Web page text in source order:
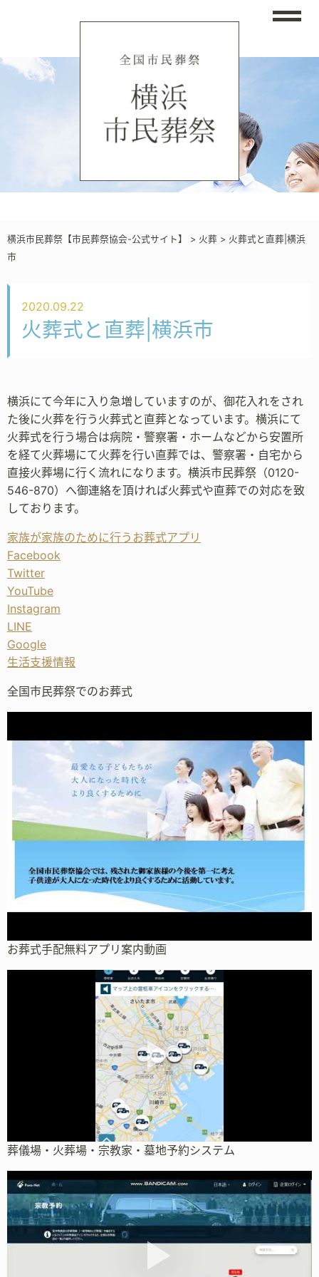
横浜市民葬祭【市民葬祭協会-公式サイト】 > 火葬 > 火葬式と直葬|横浜
市
2020.09.22
火葬式と直葬|横浜市
横浜にて今年に入り急増していますのが、御花入れをされ
た後に火葬を行う火葬式と直葬となっています。横浜にて
火葬式を行う場合は病院・警察署・ホームなどから安置所
を経て火葬場にて火葬を行い直葬では、警察署・自宅から
直接火葬場に行く流れになります。横浜市民葬祭（0120-
546-870）へ御連絡を頂ければ火葬式や直葬での対応を致
しております。
家族が家族のために行うお葬式アプリ
Facebook
Twitter
YouTube
Instagram
LINE
Google
生活支援情報
全国市民葬祭でのお葬式
お葬式手配無料アプリ案内動画
葬儀場・火葬場・宗教家・墓地予約システム